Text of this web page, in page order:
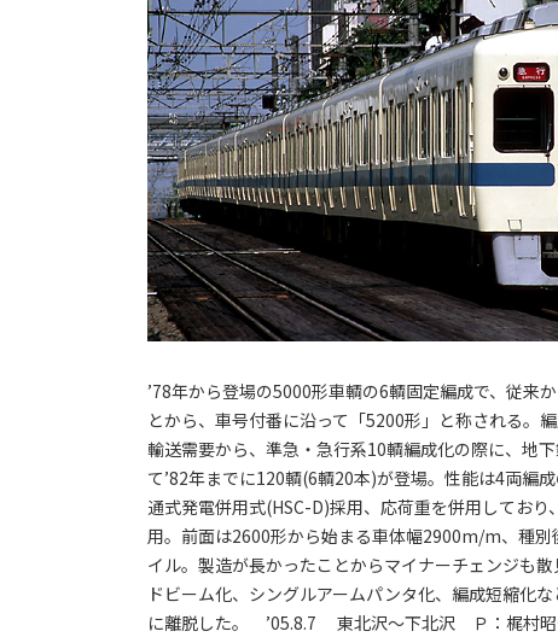
’78年から登場の5000形車輌の6輌固定編成で、従来
とから、車号付番に沿って「5200形」と称される。
輸送需要から、準急・急行系10輌編成化の際に、地
て’82年までに120輌(6輌20本)が登場。性能は4両編
通式発電併用式(HSC-D)採用、応荷重を併用してお
用。前面は2600形から始まる車体幅2900m/m、種
イル。製造が長かったことからマイナーチェンジも
ドビーム化、シングルアームパンタ化、編成短縮化
に離脱した。 ’05.8.7 東北沢～下北沢 Ｐ：梶村